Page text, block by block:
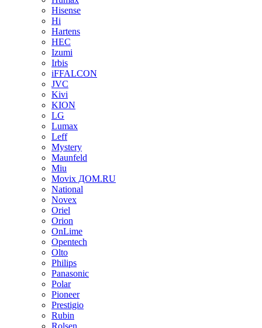
Hisense
Hi
Hartens
HEC
Izumi
Irbis
iFFALCON
JVC
Kivi
KION
LG
Lumax
Leff
Mystery
Maunfeld
Miu
Movix ДОМ.RU
National
Novex
Oriel
Orion
OnLime
Opentech
Olto
Philips
Panasonic
Polar
Pioneer
Prestigio
Rubin
Rolsen